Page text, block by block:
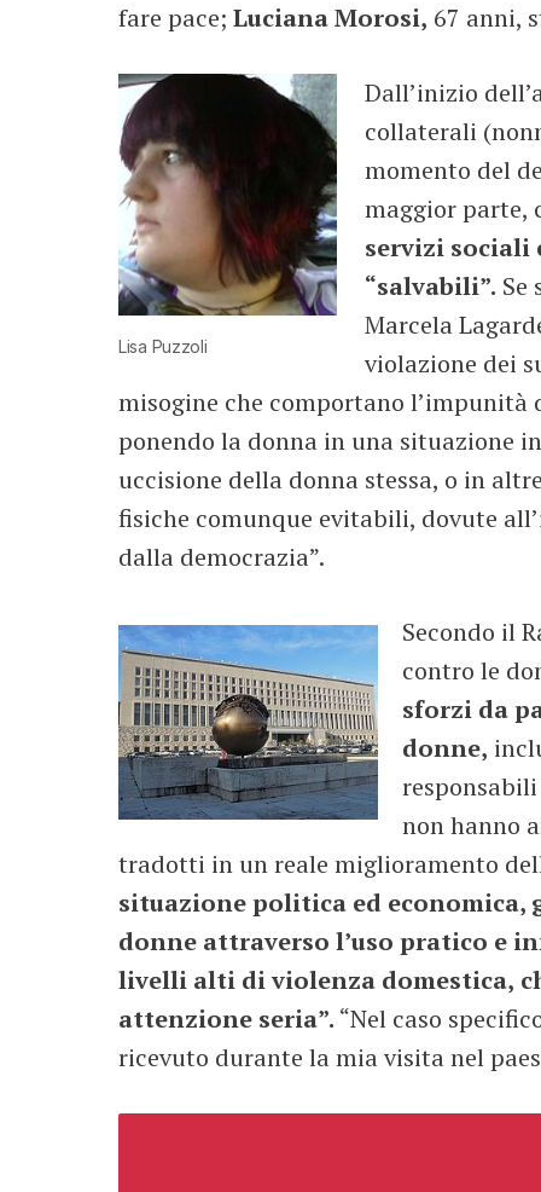
fare pace; Luciana Morosi, 67 anni,
Lisa Puzzoli
Dall’inizio
collaterali
momento del
maggior parte,
servizi sociali
“salvabili”. Se
Marcela
violazione dei
misogine che comportano l’impunità
ponendo la donna in una situazione
uccisione della donna stessa, o in
fisiche comunque evitabili, dovute
dalla democrazia”.
Secondo il
contro le
sforzi da
donne,
non hanno
tradotti in un reale miglioramento
situazione politica ed
donne attraverso l’uso pratico e
livelli alti di violenza domestica,
attenzione seria”. “Nel caso
ricevuto durante la mia visita nel